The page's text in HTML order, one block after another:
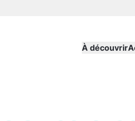
À découvrir